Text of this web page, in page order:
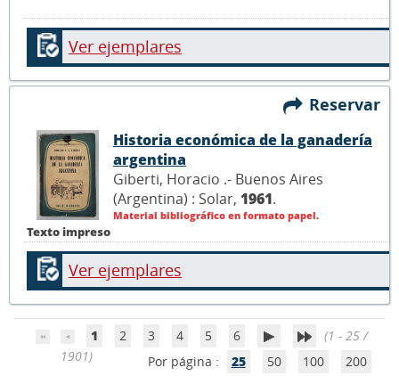
Ver ejemplares
Reservar
Texto impreso
Historia económica de la ganadería
argentina
Giberti, Horacio .- Buenos Aires
(Argentina) : Solar, 1961.
Material bibliográfico en formato papel.
Ver ejemplares
1 2 3 4 5 6
(1 - 25 /
1901)
Por página : 25 50 100 200